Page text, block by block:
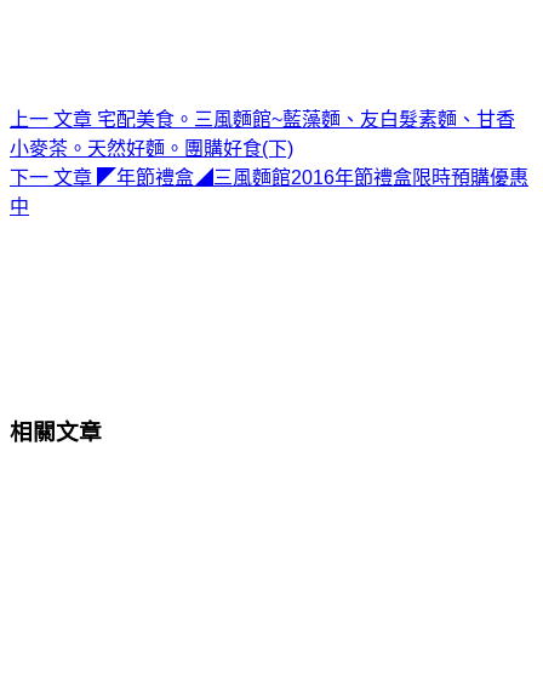
上一 文章 宅配美食。三風麵館~藍藻麵、友白髮素麵、甘香
小麥茶。天然好麵。團購好食(下)
下一 文章 ◤年節禮盒◢三風麵館2016年節禮盒限時預購優惠
中
相關文章